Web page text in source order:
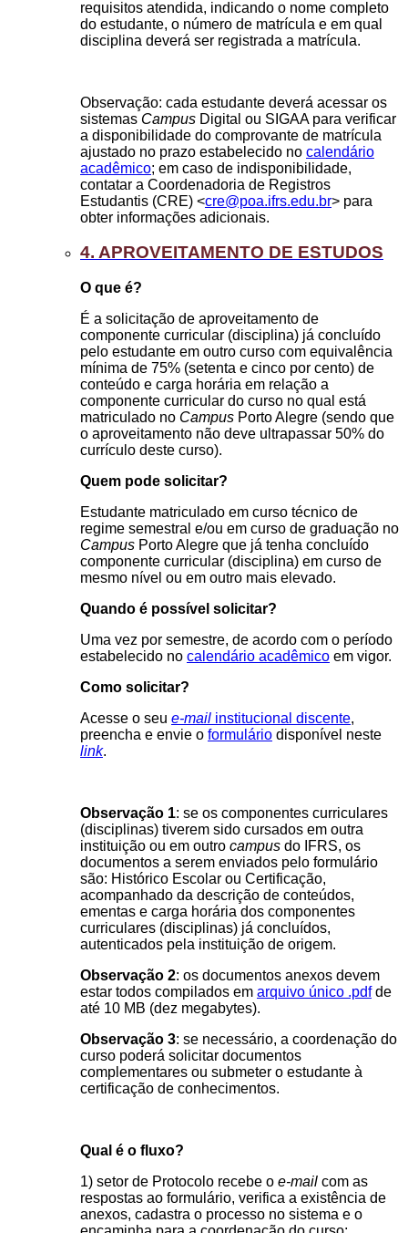
requisitos atendida, indicando o nome completo
do estudante, o número de matrícula e em qual
disciplina deverá ser registrada a matrícula.
Observação: cada estudante deverá acessar os
sistemas Campus Digital ou SIGAA para verificar
a disponibilidade do comprovante de matrícula
ajustado no prazo estabelecido no calendário
acadêmico; em caso de indisponibilidade,
contatar a Coordenadoria de Registros
Estudantis (CRE) <cre@poa.ifrs.edu.br> para
obter informações adicionais.
4. APROVEITAMENTO DE ESTUDOS
O que é?
É a solicitação de aproveitamento de
componente curricular (disciplina) já concluído
pelo estudante em outro curso com equivalência
mínima de 75% (setenta e cinco por cento) de
conteúdo e carga horária em relação a
componente curricular do curso no qual está
matriculado no Campus Porto Alegre (sendo que
o aproveitamento não deve ultrapassar 50% do
currículo deste curso).
Quem pode solicitar?
Estudante matriculado em curso técnico de
regime semestral e/ou em curso de graduação no
Campus Porto Alegre que já tenha concluído
componente curricular (disciplina) em curso de
mesmo nível ou em outro mais elevado.
Quando é possível solicitar?
Uma vez por semestre, de acordo com o período
estabelecido no calendário acadêmico em vigor.
Como solicitar?
Acesse o seu e-mail institucional discente,
preencha e envie o formulário disponível neste
link.
Observação 1: se os componentes curriculares
(disciplinas) tiverem sido cursados em outra
instituição ou em outro campus do IFRS, os
documentos a serem enviados pelo formulário
são: Histórico Escolar ou Certificação,
acompanhado da descrição de conteúdos,
ementas e carga horária dos componentes
curriculares (disciplinas) já concluídos,
autenticados pela instituição de origem.
Observação 2: os documentos anexos devem
estar todos compilados em arquivo único .pdfde
até 10 MB (dez megabytes).
Observação 3: se necessário, a coordenação do
curso poderá solicitar documentos
complementares ou submeter o estudante à
certificação de conhecimentos.
Qual é o fluxo?
1) setor de Protocolo recebe o e-mail com as
respostas ao formulário, verifica a existência de
anexos, cadastra o processo no sistema e o